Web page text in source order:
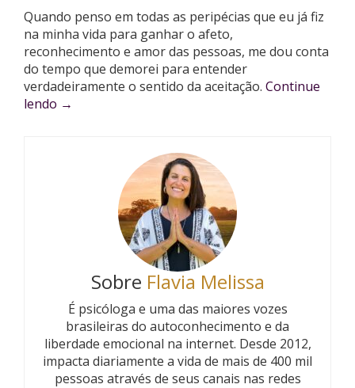
Quando penso em todas as peripécias que eu já fiz
na minha vida para ganhar o afeto,
reconhecimento e amor das pessoas, me dou conta
do tempo que demorei para entender
verdadeiramente o sentido da aceitação. Continue
lendo →
Sobre Flavia Melissa
É psicóloga e uma das maiores vozes
brasileiras do autoconhecimento e da
liberdade emocional na internet. Desde 2012,
impacta diariamente a vida de mais de 400 mil
pessoas através de seus canais nas redes